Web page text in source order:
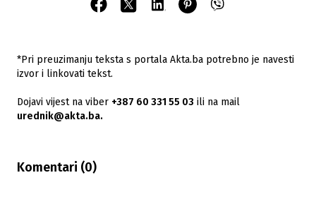
*Pri preuzimanju teksta s portala Akta.ba potrebno je navesti
izvor i linkovati tekst.
Dojavi vijest na viber +387 60 331 55 03 ili na mail
urednik@akta.ba.
Komentari (0)